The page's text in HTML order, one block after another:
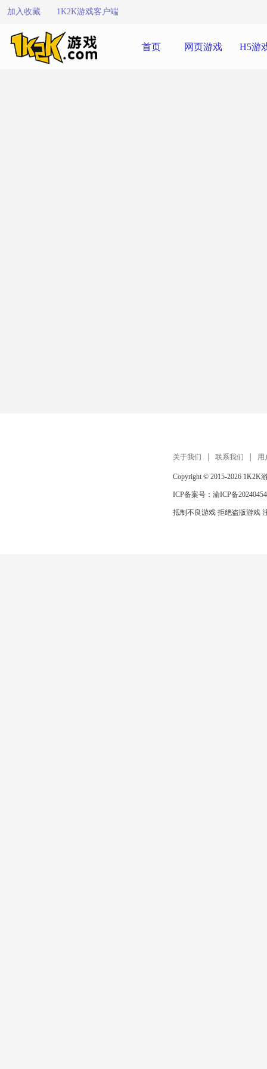
加入收藏 1K2K游戏客户端
首页 网页游戏 H5游
关于我们 联系我们 用
Copyright © 2015-2026 1K2K
ICP备案号： 渝ICP备
抵制不良游戏 拒绝盗版游戏